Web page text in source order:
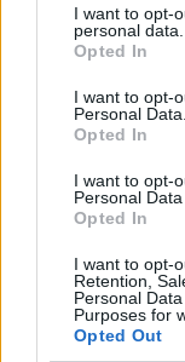
I want to opt-
personal data.
Opted In
I want to opt-
Personal Data.
Opted In
I want to opt-
Personal
Opted In
I want to opt-
Retention,
Personal
Purposes for
Opted Out
maitintis,
kurių mūsų
atsisakyti ir
galvos“.
nesirgtų ir
nepasireikštų.
aliejų naudą,
didžiausių šių